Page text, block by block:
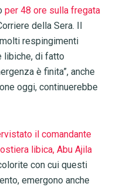
per 48 ore sulla fregata
della Sera. Il
respingimenti
libiche, di fatto
è finita”, anche
oggi, continuerebbe
il comandante
libica, Abu Ajila
con cui questi
emergono anche